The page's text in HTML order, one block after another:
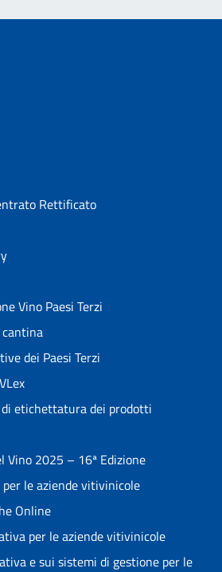
Rettificato
Vino Paesi Terzi
dei Paesi Terzi
di etichettatura dei prodotti
Vino 2025 – 16ª Edizione
le aziende vitivinicole
Online
per le aziende vitivinicole
e sui sistemi di gestione per le